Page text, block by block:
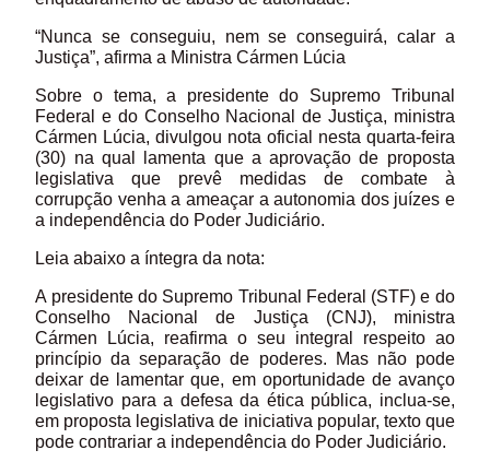
“Nunca se conseguiu, nem se conseguirá, calar a
Justiça”, afirma a Ministra Cármen Lúcia
Sobre o tema, a presidente do Supremo Tribunal
Federal e do Conselho Nacional de Justiça, ministra
Cármen Lúcia, divulgou nota oficial nesta quarta-feira
(30) na qual lamenta que a aprovação de proposta
legislativa que prevê medidas de combate à
corrupção venha a ameaçar a autonomia dos juízes e
a independência do Poder Judiciário.
Leia abaixo a íntegra da nota:
A presidente do Supremo Tribunal Federal (STF) e do
Conselho Nacional de Justiça (CNJ), ministra
Cármen Lúcia, reafirma o seu integral respeito ao
princípio da separação de poderes. Mas não pode
deixar de lamentar que, em oportunidade de avanço
legislativo para a defesa da ética pública, inclua-se,
em proposta legislativa de iniciativa popular, texto que
pode contrariar a independência do Poder Judiciário.